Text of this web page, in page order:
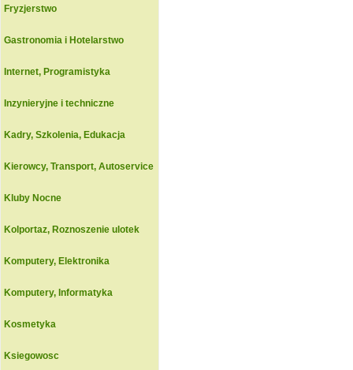
Fryzjerstwo
Gastronomia i Hotelarstwo
Internet, Programistyka
Inzynieryjne i techniczne
Kadry, Szkolenia, Edukacja
Kierowcy, Transport, Autoservice
Kluby Nocne
Kolportaz, Roznoszenie ulotek
Komputery, Elektronika
Komputery, Informatyka
Kosmetyka
Ksiegowosc